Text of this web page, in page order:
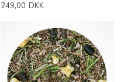
249,00 DKK